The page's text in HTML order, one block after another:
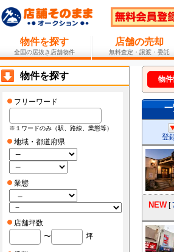
物件を探す
全国の居抜き店舗物件
店舗の売却
無料査定・譲渡・委託
物件
登
NEW [
物件を探す
フリーワード
※１ワードのみ（駅、路線、業態等）
地域・都道府県
業態
店舗坪数
〜
坪